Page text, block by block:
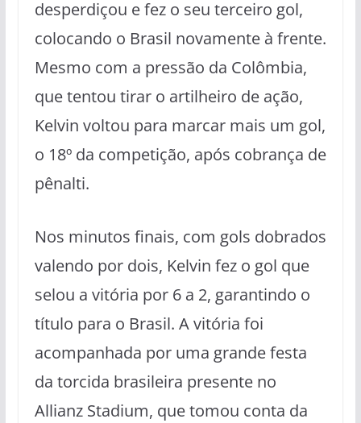
desperdiçou e fez o seu terceiro gol,
colocando o Brasil novamente à frente.
Mesmo com a pressão da Colômbia,
que tentou tirar o artilheiro de ação,
Kelvin voltou para marcar mais um gol,
o 18º da competição, após cobrança de
pênalti.
Nos minutos finais, com gols dobrados
valendo por dois, Kelvin fez o gol que
selou a vitória por 6 a 2, garantindo o
título para o Brasil. A vitória foi
acompanhada por uma grande festa
da torcida brasileira presente no
Allianz Stadium, que tomou conta da